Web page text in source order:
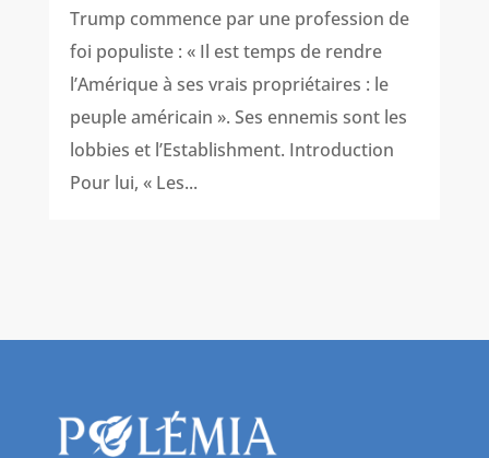
Trump commence par une profession de
foi populiste : « Il est temps de rendre
l’Amérique à ses vrais propriétaires : le
peuple américain ». Ses ennemis sont les
lobbies et l’Establishment. Introduction
Pour lui, « Les...